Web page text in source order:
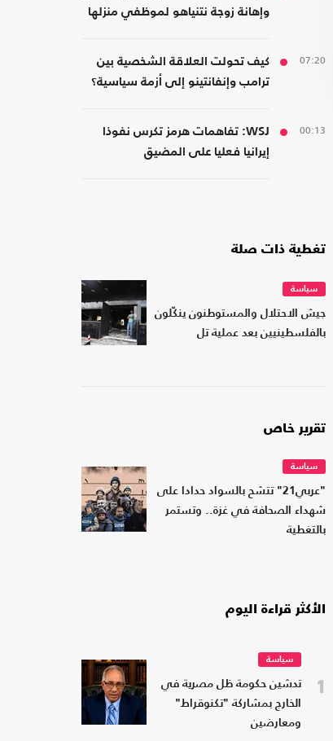
وإهانة زوجة نتنياهو لموظفي منزلها
07:20
كيف تحولت العلاقة الشخصية بين
ترامب وإنفانتينو إلى أزمة سياسية؟
00:13
WSJ: تفاهمات هرمز تكرس نفوذا
إيرانيا فعليا على المضيق
تغطية ذات صلة
سياسة
جيش الاحتلال والمستوطنون ينكّلون
بالفلسطينيين بعد عملية تل
تقرير خاص
سياسة
"عربي21" تتشح بالسواد حدادا على
شهداء الصحافة في غزة.. وتستمر
بالتغطية
الأكثر قراءة اليوم
1
سياسة
تدشين حكومة ظل مصرية في
الخارج بمشاركة "تكنوقراط"
ومعارضين